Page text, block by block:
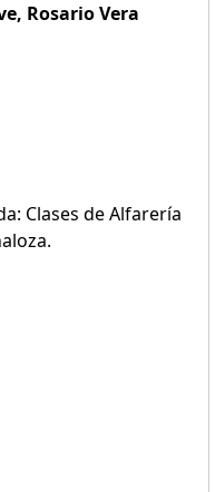
Rosario Vera
Clases de Alfarería